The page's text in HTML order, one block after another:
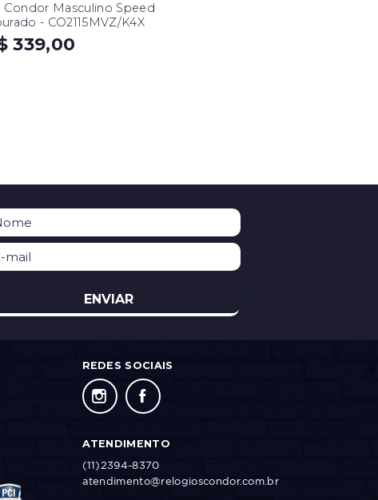
Condor Masculino Speed
- CO2115MVZ/K4X
339,00
ENVIAR
REDES SOCIAIS
ATENDIMENTO
(11)2394-8370
atendimento@relogioscondor.com.br